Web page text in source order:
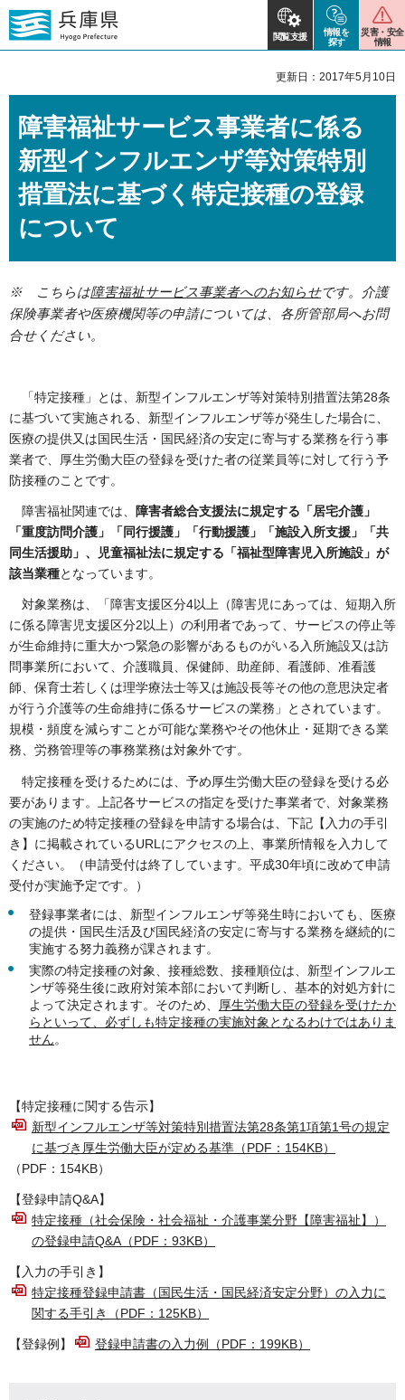
閲覧支援
情報を
探す
災害・安全
情報
更新日：2017年5月10日
障害福祉サービス事業者に係る
新型インフルエンザ等対策特別
措置法に基づく特定接種の登録
について
※ こちらは障害福祉サービス事業者へのお知らせです。介護
保険事業者や医療機関等の申請については、各所管部局へお問
合せください。
「特定接種」とは、新型インフルエンザ等対策特別措置法第28条
に基づいて実施される、新型インフルエンザ等が発生した場合に、
医療の提供又は国民生活・国民経済の安定に寄与する業務を行う事
業者で、厚生労働大臣の登録を受けた者の従業員等に対して行う予
防接種のことです。
障害福祉関連では、
障害者総合支援法に規定する「居宅介護」
「重度訪問介護」「同行援護」「行動援護」「施設入所支援」「共
同生活援助」、児童福祉法に規定する「福祉型障害児入所施設」が
該当業種となっています。
対象業務は、「障害支援区分4以上（障害児にあっては、短期入所
に係る障害児支援区分2以上）の利用者であって、サービスの停止等
が生命維持に重大かつ緊急の影響があるものがいる入所施設又は訪
問事業所において、介護職員、保健師、助産師、看護師、准看護
師、保育士若しくは理学療法士等又は施設長等その他の意思決定者
が行う介護等の生命維持に係るサービスの業務」とされています。
規模・頻度を減らすことが可能な業務やその他休止・延期できる業
務、労務管理等の事務業務は対象外です。
特定接種を受けるためには、予め厚生労働大臣の登録を受ける必
要があります。上記各サービスの指定を受けた事業者で、対象業務
の実施のため特定接種の登録を申請する場合は、下記【入力の手引
き】に掲載されているURLにアクセスの上、事業所情報を入力して
ください。（申請受付は終了しています。平成30年頃に改めて申請
受付が実施予定です。）
登録事業者には、新型インフルエンザ等発生時においても、医療
の提供・国民生活及び国民経済の安定に寄与する業務を継続的に
実施する努力義務が課されます。
実際の特定接種の対象、接種総数、接種順位は、新型インフルエ
ンザ等発生後に政府対策本部において判断し、基本的対処方針に
よって決定されます。そのため、 厚生労働大臣の登録を受けたか
らといって、必ずしも特定接種の実施対象となるわけではありま
せん。
【特定接種に関する告示】
新型インフルエンザ等対策特別措置法第28条第1項第1号の規定
に基づき厚生労働大臣が定める基準（PDF：154KB）
（PDF：154KB）
【登録申請Q&A】
特定接種（社会保険・社会福祉・介護事業分野【障害福祉】）
の登録申請Q&A（PDF：93KB）
【入力の手引き】
特定接種登録申請書（国民生活・国民経済安定分野）の入力に
関する手引き（PDF：125KB）
【登録例】 登録申請書の入力例（PDF：199KB）